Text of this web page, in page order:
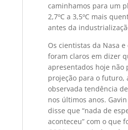
caminhamos para um
2,7ºC a 3,5ºC mais
antes da
Os cientistas da Nasa e
foram claros em dizer
apresentados hoje não
projeção para o futuro,
observada tendência
nos últimos anos.
disse que “nada de
aconteceu” com o que